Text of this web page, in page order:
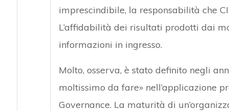
imprescindibile, la responsabilità che
L’affidabilità dei risultati prodotti dai
informazioni in ingresso.
Molto, osserva, è stato definito negli
moltissimo da fare» nell’applicazione
Governance. La maturità di